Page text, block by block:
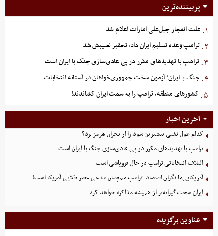
پربیننده‌ترین
۱. علت انفجار جبل‌علی امارات اعلام شد
۲. ترامپ وعده تسلیم ایران داد، تحقیر نصیبش شد
۳. ترامپ با تهدیدهای مکرر در پی عادی‌سازی جنگ با ایران است
۴. جنگ با ایران؛ آزمون سخت جمهوری‌خواهان در آستانه انتخابات
۵. کشورهای منطقه، ترامپ را به سمت ایران کشاندند!
آخرین اخبار
کدام غول نفتی بیشترین سود را از بحران هرمز برد؟
ترامپ با تهدیدهای مکرر در پی عادی‌سازی جنگ با ایران است
ائتلاف انتخاباتی ترامپ در حال فروپاشی است
آمریکایی‌ها نگران اقتصاد؛ ترامپ همچنان مدعی عصر طلایی آمریکا است!
ایران سخت‌گیرانه‌تر از همیشه مذاکره خواهد کرد
عناوین برگزیده